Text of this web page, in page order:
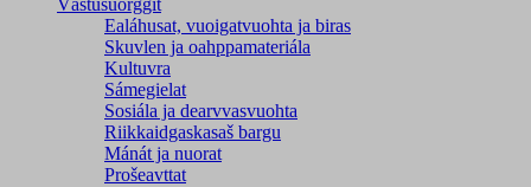
Vástusuorggit
Ealáhusat, vuoigatvuohta ja biras
Skuvlen ja oahppamateriála
Kultuvra
Sámegielat
Sosiála ja dearvvasvuohta
Riikkaidgaskasaš bargu
Mánát ja nuorat
Prošeavttat